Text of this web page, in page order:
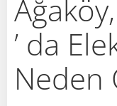
’ da
Neden